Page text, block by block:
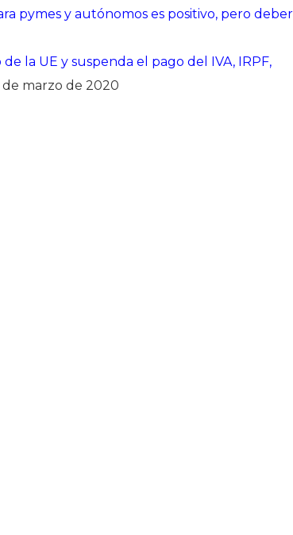
pymes y autónomos es positivo, pero
la UE y suspenda el pago del IVA, IRPF,
de marzo de 2020